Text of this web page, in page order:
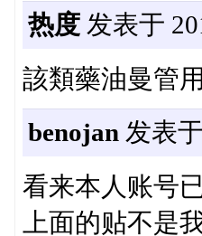
热度发表于
該類藥油曼管
benojan 发表
看来本人账号
上面的贴不是